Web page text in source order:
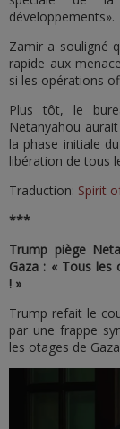
développements».
Zamir a souligné
rapide aux
si les opérations
Plus tôt, le
Netanyahou
la phase initiale
libération de tous
Traduction: Spirit
***
Trump piège
Gaza : « Tous les
! »
Trump refait le
par une frappe
les otages de